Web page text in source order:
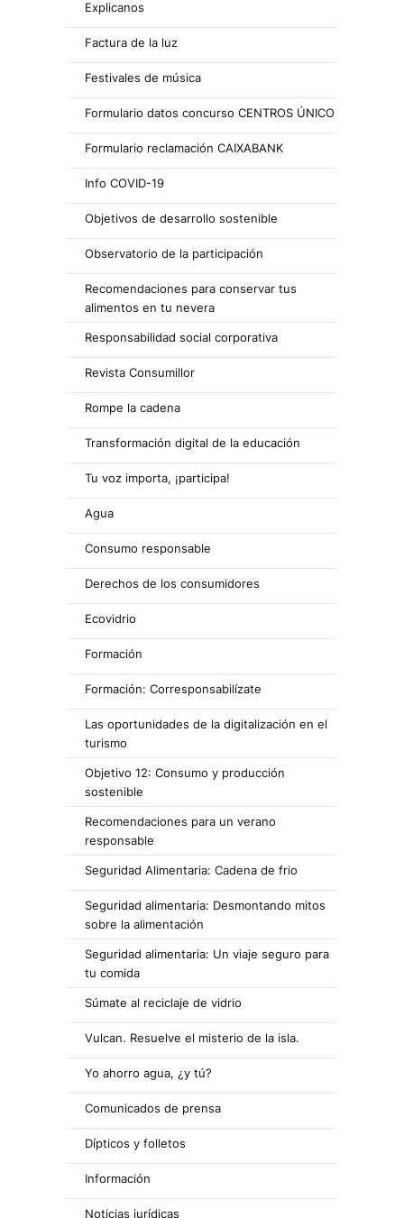
Explicanos
Factura de la luz
Festivales de música
Formulario datos concurso CENTROS ÚNICO
Formulario reclamación CAIXABANK
Info COVID-19
Objetivos de desarrollo sostenible
Observatorio de la participación
Recomendaciones para conservar tus
alimentos en tu nevera
Responsabilidad social corporativa
Revista Consumillor
Rompe la cadena
Transformación digital de la educación
Tu voz importa, ¡participa!
Agua
Consumo responsable
Derechos de los consumidores
Ecovidrio
Formación
Formación: Corresponsabilízate
Las oportunidades de la digitalización en el
turismo
Objetivo 12: Consumo y producción
sostenible
Recomendaciones para un verano
responsable
Seguridad Alimentaria: Cadena de frio
Seguridad alimentaria: Desmontando mitos
sobre la alimentación
Seguridad alimentaria: Un viaje seguro para
tu comida
Súmate al reciclaje de vidrio
Vulcan. Resuelve el misterio de la isla.
Yo ahorro agua, ¿y tú?
Comunicados de prensa
Dípticos y folletos
Información
Noticias jurídicas